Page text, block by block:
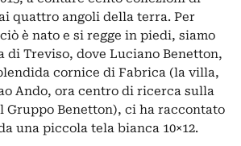
quattro angoli della terra. Per
è nato e si regge in piedi, siamo
di Treviso, dove Luciano Benetton,
cornice di Fabrica (la villa,
Ando, ora centro di ricerca sulla
Gruppo Benetton), ci ha raccontato
una piccola tela bianca 10×12.